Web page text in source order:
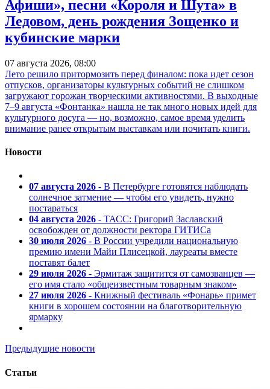
Афиши», песни «Короля и Шута» в
Ледовом, день рождения Зощенко и
кубинские марки
07 августа 2026, 08:00
Лето решило притормозить перед финалом: пока идет сезон
отпусков, организаторы культурных событий не слишком
загружают горожан творческими активностями. В выходные
7–9 августа «Фонтанка» нашла не так много новых идей для
культурного досуга — но, возможно, самое время уделить
внимание ранее открытым выставкам или почитать книги.
Новости
07 августа 2026 - В Петербурге готовятся наблюдать
солнечное затмение — чтобы его увидеть, нужно
постараться
04 августа 2026 - ТАСС: Григорий Заславский
освобожден от должности ректора ГИТИСа
30 июля 2026 - В России учредили национальную
премию имени Майи Плисецкой, лауреаты вместе
поставят балет
29 июля 2026 - Эрмитаж защитится от самозванцев —
его имя стало «общеизвестным товарным знаком»
27 июля 2026 - Книжный фестиваль «Фонарь» примет
книги в хорошем состоянии на благотворительную
ярмарку
Предыдущие новости
Статьи